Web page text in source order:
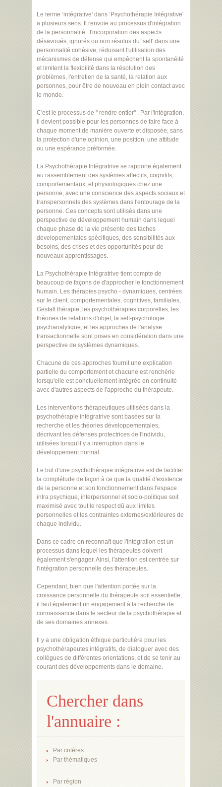
Le terme ‘intégrative' dans ‘Psychothérapie Intégrative'
a plusieurs sens. Il renvoie au processus d'intégration
de la personnalité : l'incorporation des aspects
désavoués, ignorés ou non résolus du ‘self' dans une
personnalité cohésive, réduisant l'utilisation des
mécanismes de défense qui empêchent la spontanéité
et limitent la flexibilité dans la résolution des
problèmes, l'entretien de la santé, la relation aux
personnes, pour être de nouveau en plein contact avec
le monde.
C'est le processus de " rendre entier" . Par l'intégration,
il devient possible pour les personnes de faire face à
chaque moment de manière ouverte et disposée, sans
la protection d'une opinion, une position, une attitude
ou une espérance préformée.
La Psychothérapie Intégratrive se rapporte également
au rassemblement des systèmes affectifs, cognitifs,
comportementaux, et physiologiques chez une
personne, avec une conscience des aspects sociaux et
transpersonnels des systèmes dans l'entourage de la
personne. Ces concepts sont utilisés dans une
perspective de développement humain dans lequel
chaque phase de la vie présente des taches
developementales spécifiques, des sensibilités aux
besoins, des crises et des opportunités pour de
nouveaux apprentissages.
La Psychothérapie Intégratrive tient compte de
beaucoup de façons de d'approcher le fonctionnement
humain. Les thérapies psycho - dynamiques, centrées
sur le client, comportementales, cognitives, familiales,
Gestalt thérapie, les psychothérapies corporelles, les
théories de relations d'objet, la self-psychologie
psychanalytique, et les approches de l'analyse
transactionnelle sont prises en considération dans une
perspective de systèmes dynamiques.
Chacune de ces approches fournit une explication
partielle du comportement et chacune est renchérie
lorsqu'elle est ponctuellement intégrée en continuité
avec d'autres aspects de l'approche du thérapeute.
Les interventions thérapeutiques utilisées dans la
psychothérapie intégratrive sont basées sur la
recherche et les théories développementales,
décrivant les défenses protectrices de l'individu,
utilisées lorsqu'il y a interruption dans le
développement normal.
Le but d'une psychothérapie intégratrive est de faciliter
la complétude de façon à ce que la qualité d'existence
de la personne et son fonctionnement dans l'espace
intra psychique, interpersonnel et socio-politique soit
maximisé avec tout le respect dû aux limites
personnelles et les contraintes externes/extérieures de
chaque individu.
Dans ce cadre on reconnaît que l'intégration est un
processus dans lequel les thérapeutes doivent
également s'engager. Ainsi, l'attention est centrée sur
l'intégration personnelle des thérapeutes.
Cependant, bien que l'attention portée sur la
croissance personnelle du thérapeute soit essentielle,
il faut également un engagement à la recherche de
connaissance dans le secteur de la psychothérapie et
de ses domaines annexes.
Il y a une obligation éthique particulière pour les
psychothérapeutes intégratifs, de dialoguer avec des
collègues de différentes orientations, et de se tenir au
courant des développements dans le domaine.
Chercher dans
l'annuaire :
Par critères
Par thématiques
Par région